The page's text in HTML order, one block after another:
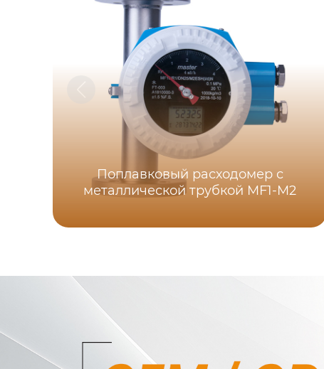
Поплавковый расходомер с
металлической трубкой MF1-M2